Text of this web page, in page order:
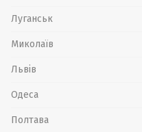
Луганськ
Миколаїв
Львів
Одеса
Полтава